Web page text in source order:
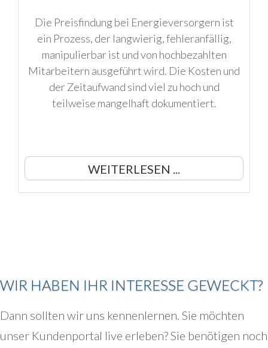
Die Preisfindung bei Energieversorgern ist
ein Prozess, der langwierig, fehleranfällig,
manipulierbar ist und von hochbezahlten
Mitarbeitern ausgeführt wird. Die Kosten und
der Zeitaufwand sind viel zu hoch und
teilweise mangelhaft dokumentiert.
WEITERLESEN ...
WIR HABEN IHR INTERESSE GEWECKT?
Dann sollten wir uns kennenlernen. Sie möchten
unser Kundenportal live erleben? Sie benötigen noch